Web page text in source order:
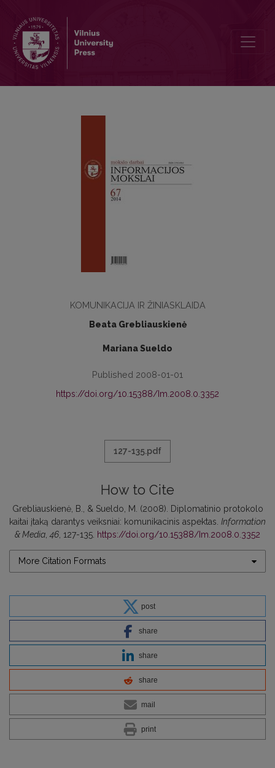
KOMUNIKACIJA IR ŽINIASKLAIDA
Beata Grebliauskienė
Mariana Sueldo
Published 2008-01-01
https://doi.org/10.15388/Im.2008.0.3352
127-135.pdf
How to Cite
Grebliauskienė, B., & Sueldo, M. (2008). Diplomatinio protokolo
kaitai įtaką darantys veiksniai: komunikacinis aspektas. Information
& Media ,46 , 127-135. https://doi.org/10.15388/Im.2008.0.3352
More Citation Formats
post
share
share
share
mail
print